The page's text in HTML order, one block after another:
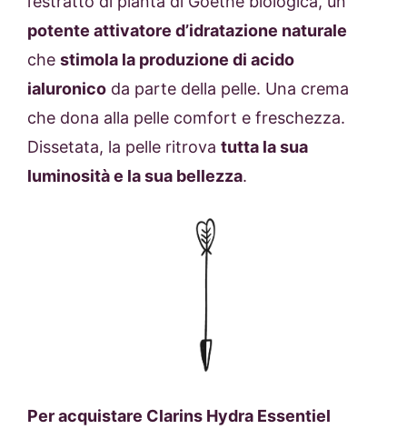
potente attivatore d’idratazione naturale
che stimola la produzione di acido
ialuronico da parte della pelle. Una crema
che dona alla pelle comfort e freschezza.
Dissetata, la pelle ritrova tutta la sua
luminosità e la sua bellezza.
Per acquistare Clarins Hydra Essentiel